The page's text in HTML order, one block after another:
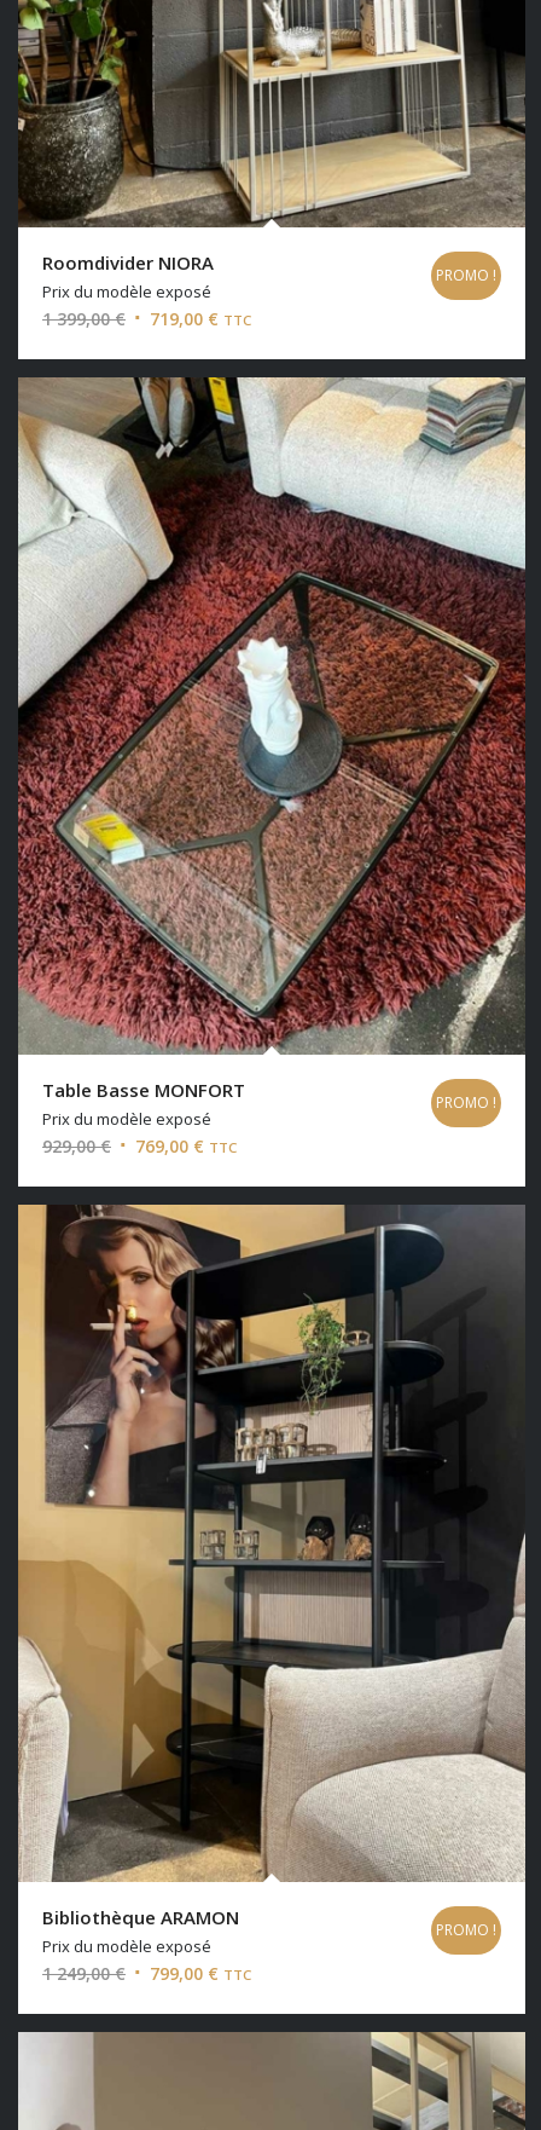
Roomdivider NIORA
Prix du modèle exposé
1 399,00€ Le
initial
était :
1
399,00 €.
719,00 € Le
actuel
est :
719,00 €.
TTC
PROMO !
Table Basse MONFORT
Prix du modèle exposé
929,00€ Le
initial
était :
929,00 €.
769,00 € Le
actuel
est :
769,00 €.
TTC
PROMO !
Bibliothèque ARAMON
Prix du modèle exposé
1 249,00€ Le
initial
799,00 € Le
actuel
TTC
PROMO !